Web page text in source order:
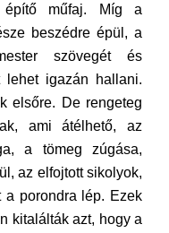
építő műfaj. Míg a
beszédre épül, a
szövegét és
lehet igazán hallani.
elsőre. De rengeteg
ami átélhető, az
a tömeg zúgása,
az elfojtott sikolyok,
a porondra lép. Ezek
kitalálták azt, hogy a